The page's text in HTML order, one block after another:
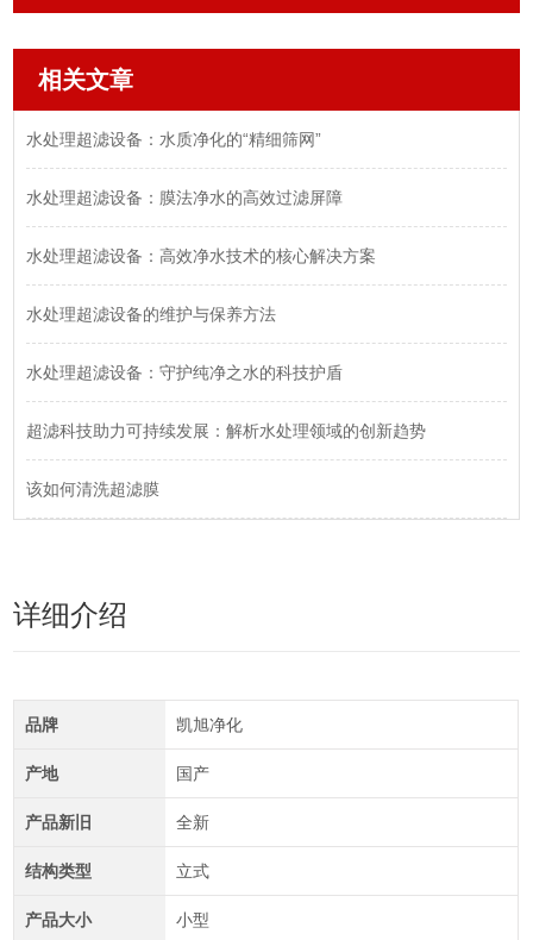
相关文章
水处理超滤设备：水质净化的“精细筛网”
水处理超滤设备：膜法净水的高效过滤屏障
水处理超滤设备：高效净水技术的核心解决方案
水处理超滤设备的维护与保养方法
水处理超滤设备：守护纯净之水的科技护盾
超滤科技助力可持续发展：解析水处理领域的创新趋势
该如何清洗超滤膜
详细介绍
品牌 凯旭净化
产地 国产
产品新旧 全新
结构类型 立式
产品大小 小型